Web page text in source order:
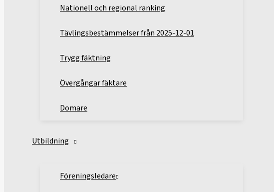
Nationell och regional ranking
Tävlingsbestämmelser från 2025-12-01
Trygg fäktning
Övergångar fäktare
Domare
Utbildning
Föreningsledare